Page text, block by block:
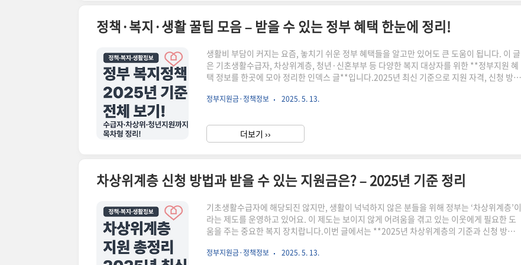
정책·복지·생활 꿀팁 모음 – 받을 수 있는 정부 혜택 한눈에 정리!
생활비 부담이 커지는 요즘, 놓치기 쉬운 정부 혜택들을 알고만 있어도 큰 도움이 됩니다. 이 글
은 기초생활수급자, 차상위계층, 청년·신혼부부 등 다양한 복지 대상자를 위한 **정부지원 혜
택 정보를 한곳에 모아 정리한 인덱스 글**입니다.2025년 최신 기준으로 지원 자격, 신청 방
정부 혜택, 한눈에 보기 – 놓치기 쉬운 정책·복지·생활 정보 총정리 (허브글) ✅ 기초생활수급
✅ 정부24에서 쉽게 신청 가능한 생활지원금 3가지 ✅ 2025년 긴급복지지원제도 신청 조건과
절차 정리 ✅ 청년·신혼부부 위한 주거..
정부지원금·정책정보 2025. 5. 13.
더보기 ››
차상위계층 신청 방법과 받을 수 있는 지원금은? – 2025년 기준 정리
기초생활수급자에 해당되진 않지만, 생활이 넉넉하지 않은 분들을 위해 정부는 ‘차상위계층’이
라는 제도를 운영하고 있어요. 이 제도는 보이지 않게 어려움을 겪고 있는 이웃에게 필요한 도
움을 주는 중요한 복지 장치랍니다.이번 글에서는 **2025년 차상위계층의 기준과 신청 방법,
'기초생활보장 수급자 바로 위의 소득계층'을 말합니다. 중위소득 50% 이하에 해당하지만 기
정부지원금·정책정보 2025. 5. 13.